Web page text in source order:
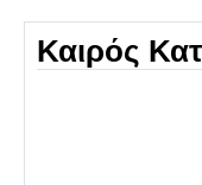
Καιρός